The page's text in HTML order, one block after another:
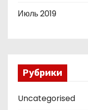
Июль 2019
Рубрики
Uncategorised